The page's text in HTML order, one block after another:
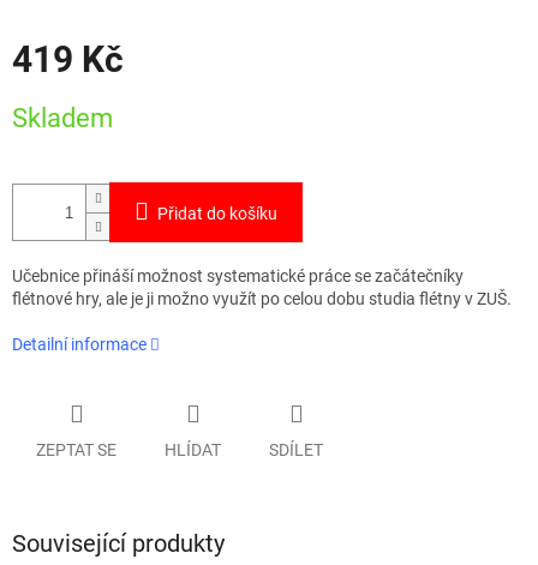
419 Kč
cena:
Skladem
Přidat do košíku
Učebnice přináší možnost systematické práce se začátečníky
flétnové hry, ale je ji možno využít po celou dobu studia flétny v ZUŠ.
Detailní informace
ZEPTAT SE HLÍDAT SDÍLET
Související produkty